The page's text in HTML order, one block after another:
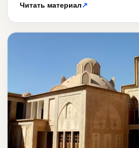
Читать материал↗